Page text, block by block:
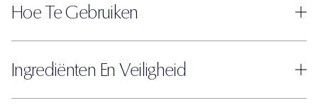
Hoe Te Gebruiken
Ingrediënten En Veiligheid